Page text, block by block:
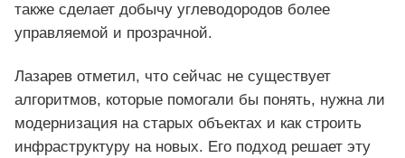
также сделает добычу углеводородов более
управляемой и прозрачной.
Лазарев отметил, что сейчас не существует
алгоритмов, которые помогали бы понять, нужна ли
модернизация на старых объектах и как строить
инфраструктуру на новых. Его подход решает эту